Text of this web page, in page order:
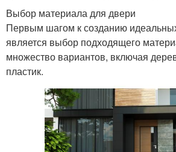
Выбор материала для двери
Первым шагом к созданию
является выбор подходящего
множество вариантов, включая
пластик.